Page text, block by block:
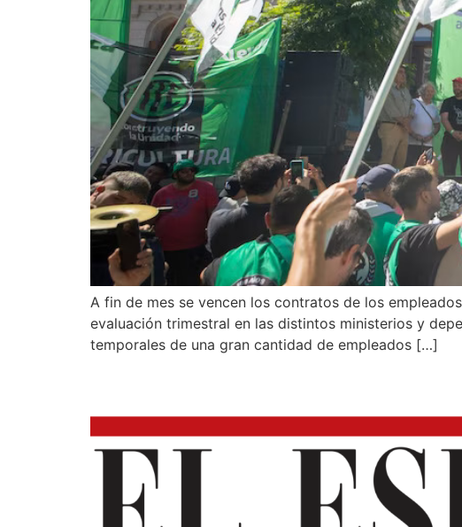
A fin de mes se vencen los contratos de los
evaluación trimestral en las distintos ministerios y
temporales de una gran cantidad de empleados […]